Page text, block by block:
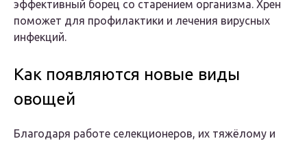
эффективный борец со старением организма. Хрен
поможет для профилактики и лечения вирусных
инфекций.
Как появляются новые виды
овощей
Благодаря работе селекционеров, их тяжёлому и